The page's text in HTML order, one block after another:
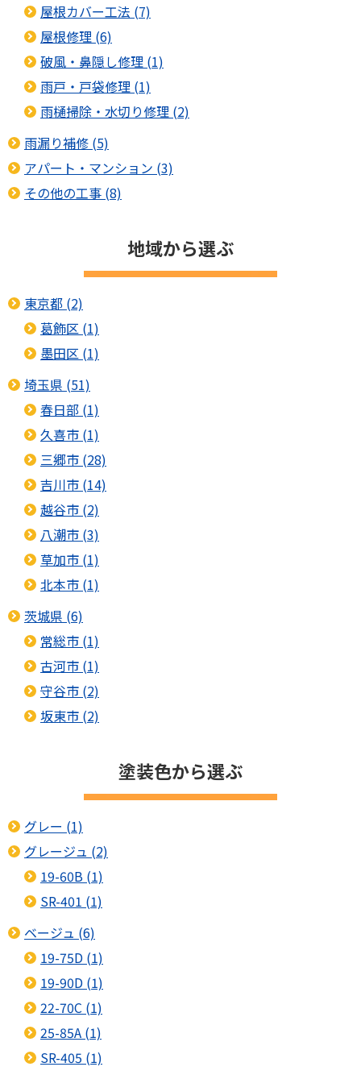
屋根カバー工法 (7)
屋根修理 (6)
破風・鼻隠し修理 (1)
雨戸・戸袋修理 (1)
雨樋掃除・水切り修理 (2)
雨漏り補修 (5)
アパート・マンション (3)
その他の工事 (8)
地域から選ぶ
東京都 (2)
葛飾区 (1)
墨田区 (1)
埼玉県 (51)
春日部 (1)
久喜市 (1)
三郷市 (28)
吉川市 (14)
越谷市 (2)
八潮市 (3)
草加市 (1)
北本市 (1)
茨城県 (6)
常総市 (1)
古河市 (1)
守谷市 (2)
坂東市 (2)
塗装色から選ぶ
グレー (1)
グレージュ (2)
19-60B (1)
SR-401 (1)
ベージュ (6)
19-75D (1)
19-90D (1)
22-70C (1)
25-85A (1)
SR-405 (1)